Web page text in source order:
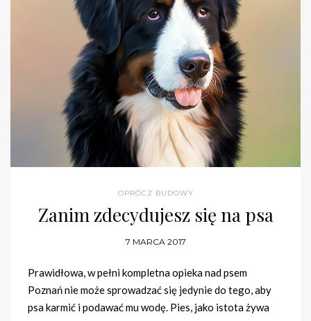
OPRÓCZ BUDOWY
Zanim zdecydujesz się na psa
7 MARCA 2017
Prawidłowa, w pełni kompletna opieka nad psem
Poznań nie może sprowadzać się jedynie do tego, aby
psa karmić i podawać mu wodę. Pies, jako istota żywa